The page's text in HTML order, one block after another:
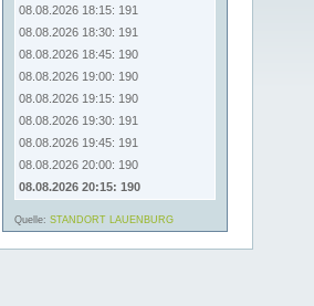
08.08.2026 18:15: 191
08.08.2026 18:30: 191
08.08.2026 18:45: 190
08.08.2026 19:00: 190
08.08.2026 19:15: 190
08.08.2026 19:30: 191
08.08.2026 19:45: 191
08.08.2026 20:00: 190
08.08.2026 20:15: 190
Quelle: STANDORT LAUENBURG